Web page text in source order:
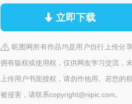
立即下载
昵图网所有作品均是用户自行上传分
拥有版权或使用权，仅供网友学习交流，
上传用户书面授权，请勿作他用。若您的
被侵害，请联系copyright@nipic.com。